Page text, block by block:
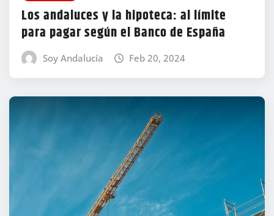
Los andaluces y la hipoteca: al límite
para pagar según el Banco de España
Soy Andalucía Feb 20, 2024